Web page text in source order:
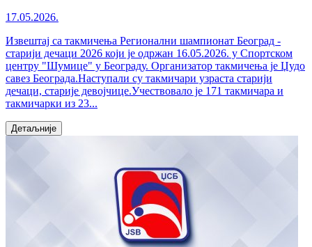
17.05.2026.
Извештај са такмичења Регионални шампионат Београд -
старији дечаци 2026 који је одржан 16.05.2026. у Спортском
центру "Шумице" у Београду. Организатор такмичења је Џудо
савез Београда.Наступали су такмичари узраста старији
дечаци, старије девојчице.Учествовало је 171 такмичара и
такмичарки из 23...
Детаљније